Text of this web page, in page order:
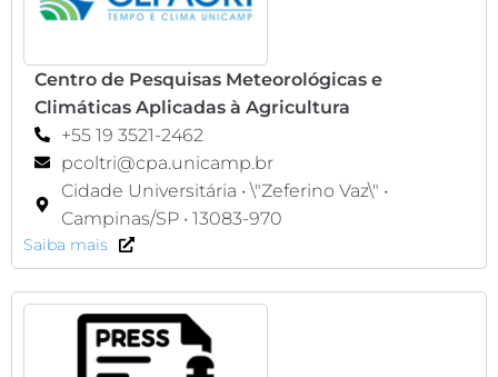
Centro de Pesquisas Meteorológicas e
Climáticas Aplicadas à Agricultura
+55 19 3521-2462
pcoltri@cpa.unicamp.br
Cidade Universitária • \"Zeferino Vaz\" •
Campinas/SP • 13083-970
Saiba mais